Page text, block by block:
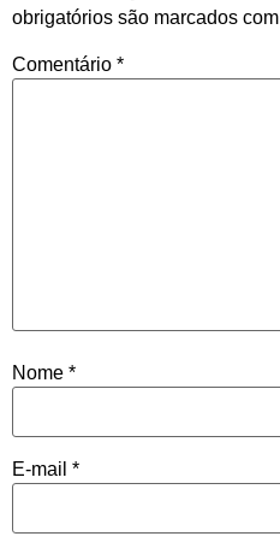
obrigatórios são marcados com
Comentário *
Nome *
E-mail *